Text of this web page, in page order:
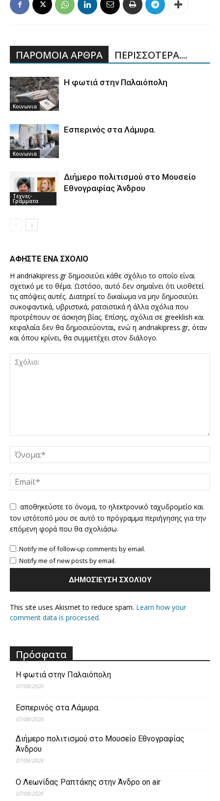
ΠΑΡΟΜΟΙΑ ΑΡΘΡΑ ΠΕΡΙΣΣΟΤΕΡΑ....
Κοινωνια
Η φωτιά στην Παλαιόπολη
Κοινωνια
Εσπερινός στα Λάμυρα.
Τεχνες-
Γραμματα
Διήμερο πολιτισμού στο Μουσείο
Εθνογραφίας Άνδρου
ΑΦΗΣΤΕ ΕΝΑ ΣΧΟΛΙΟ
Η andriakipress.gr δημοσιεύει κάθε σχόλιο το οποίο είναι
σχετικό με το θέμα. Ωστόσο, αυτό δεν σημαίνει ότι υιοθετεί
τις απόψεις αυτές. Διατηρεί το δικαίωμα να μην δημοσιεύει
συκοφαντικά, υβριστικά, ρατσιστικά ή άλλα σχόλια που
προτρέπουν σε άσκηση βίας. Επίσης, σχόλια σε greeklish και
κεφαλαία δεν θα δημοσιεύονται, ενώ η andriakipress.gr, όταν
και όπου κρίνει, θα συμμετέχει στον διάλογο.
αποθηκεύστε το όνομα, το ηλεκτρονικό ταχυδρομείο και
τον ιστότοπό μου σε αυτό το πρόγραμμα περιήγησης για την
επόμενη φορά που θα σχολιάσω.
Notify me of follow-up comments by email.
Notify me of new posts by email.
This site uses Akismet to reduce spam. Learn how your
comment data is processed.
Πρόσφατα
Η φωτιά στην Παλαιόπολη
07/08/2026
Εσπερινός στα Λάμυρα.
07/08/2026
Διήμερο πολιτισμού στο Μουσείο Εθνογραφίας
Άνδρου
07/08/2026
Ο Λεωνίδας Ραπτάκης στην Άνδρο on air
07/08/2026